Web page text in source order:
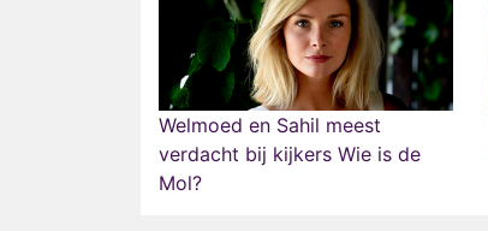
Welmoed en Sahil meest
verdacht bij kijkers Wie is de
Mol?